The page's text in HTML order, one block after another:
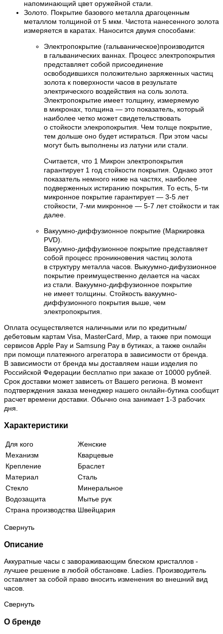
напоминающий цвет оружейной стали.
Золото. Покрытие базового металла драгоценным
металлом толщиной от 5 мкм. Чистота нанесенного золота
измеряется в каратах. Наносится двумя способами:
Электропокрытие (гальваническое)производится
в гальванических ваннах. Процесс электропокрытия
представляет собой присоединение
освободившихся положительно заряженных частиц
золота к поверхности часов в результате
электрического воздействия на соль золота.
Электропокрытие имеет толщину, измеряемую
в микронах, толщина — это показатель, который
наиболее четко может свидетельствовать
о стойкости элекропокрытия. Чем толще покрытие,
тем дольше оно будет истираться. При этом часы
могут быть выполнены из латуни или стали.
Считается, что 1 Микрон электропокрытия
гарантирует 1 год стойкости покрытия. Однако этот
показатель немного ниже на частях, наиболее
подверженных истиранию покрытия. То есть, 5-ти
микронное покрытие гарантирует — 3-5 лет
стойкости, 7-ми микронное — 5-7 лет стойкости и так
далее.
Вакуумно-диффузионное покрытие (Маркировка
PVD).
Вакуумно-диффузионное покрытие представляет
собой процесс проникновения частиц золота
в структуру металла часов. Выкуумно-дифуззионное
покрытие преимущественно делается на часах
из стали. Вакуумно-диффузионное покрытие
не имеет толщины. Стойкость вакуумно-
диффузионного покрытия выше, чем
электропокрытия.
Оплата осуществляется наличными или по кредитным/
дебетовым картам Visa, MasterCard, Мир, а также при помощи
сервисов Apple Pay и Samsung Pay в бутиках, а также онлайн
при помощи платежного агрегатора в зависимости от бренда.
В зависимости от бренда мы доставляем наши изделия по
Российской Федерации бесплатно при заказе от 10000 рублей.
Срок доставки может зависеть от Вашего региона. В момент
подтверждения заказа менеджер нашего онлайн-бутика сообщит
расчет времени доставки. Обычно она занимает 1-3 рабочих
дня.
Характеристики
Для кого
Женские
Механизм
Кварцевые
Крепление
Браслет
Материал
Сталь
Стекло
Минеральное
Водозащита
Мытье рук
Страна производства Швейцария
Свернуть
Описание
Аккуратные часы с завораживающим блеском кристаллов -
лучшее решение в любой обстановке. Ladies. Производитель
оставляет за собой право вносить изменения во внешний вид
часов.
Свернуть
О бренде